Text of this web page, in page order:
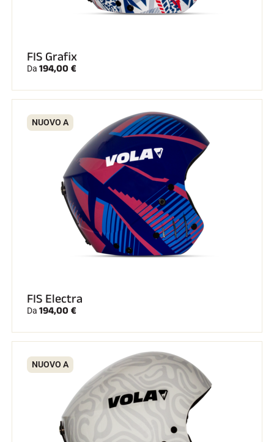
FIS Grafix
Da 194,00 €
NUOVO A
FIS Electra
Da 194,00 €
NUOVO A